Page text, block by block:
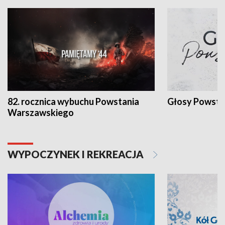
82. rocznica wybuchu Powstania
Warszawskiego
Głosy
WYPOCZYNEK I REKREACJA